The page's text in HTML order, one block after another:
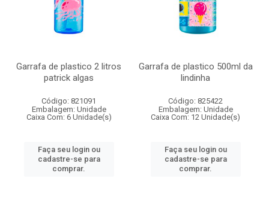
Garrafa de plastico 2 litros
patrick algas
Código: 821091
Embalagem: Unidade
Caixa Com: 6 Unidade(s)
Faça seu login ou
cadastre-se para
comprar.
Garrafa de plastico 500ml da
lindinha
Código: 825422
Embalagem: Unidade
Caixa Com: 12 Unidade(s)
Faça seu login ou
cadastre-se para
comprar.